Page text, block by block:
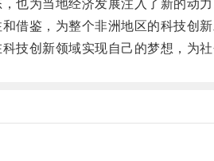
为当地经济发展注入了新的动力
鉴，为整个非洲地区的科技创新
创新领域实现自己的梦想，为社